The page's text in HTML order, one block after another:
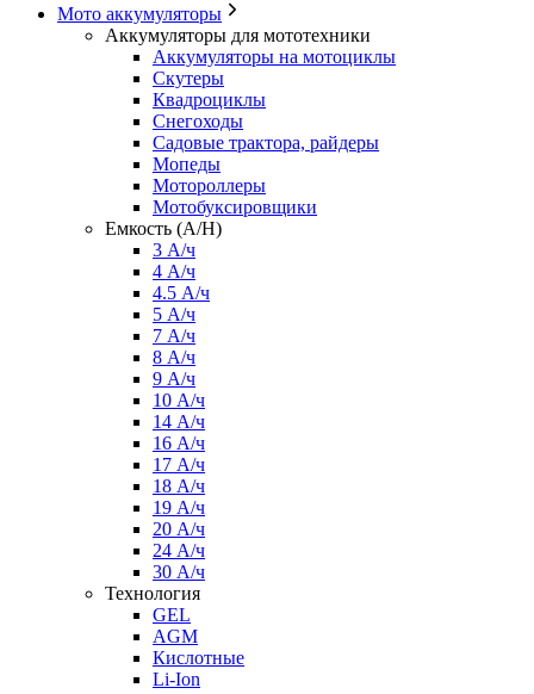
Мото аккумуляторы
Аккумуляторы для мототехники
Аккумуляторы на мотоциклы
Скутеры
Квадроциклы
Снегоходы
Садовые трактора, райдеры
Мопеды
Мотороллеры
Мотобуксировщики
Емкость (A/H)
3 А/ч
4 А/ч
4.5 А/ч
5 А/ч
7 А/ч
8 А/ч
9 А/ч
10 А/ч
14 А/ч
16 А/ч
17 А/ч
18 А/ч
19 А/ч
20 А/ч
24 А/ч
30 А/ч
Технология
GEL
AGM
Кислотные
Li-Ion